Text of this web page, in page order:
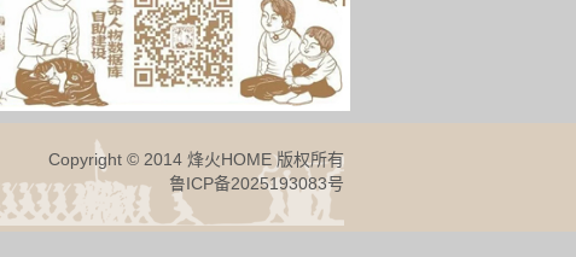
Copyright © 2014 烽火HOME 版权所有
鲁ICP备2025193083号